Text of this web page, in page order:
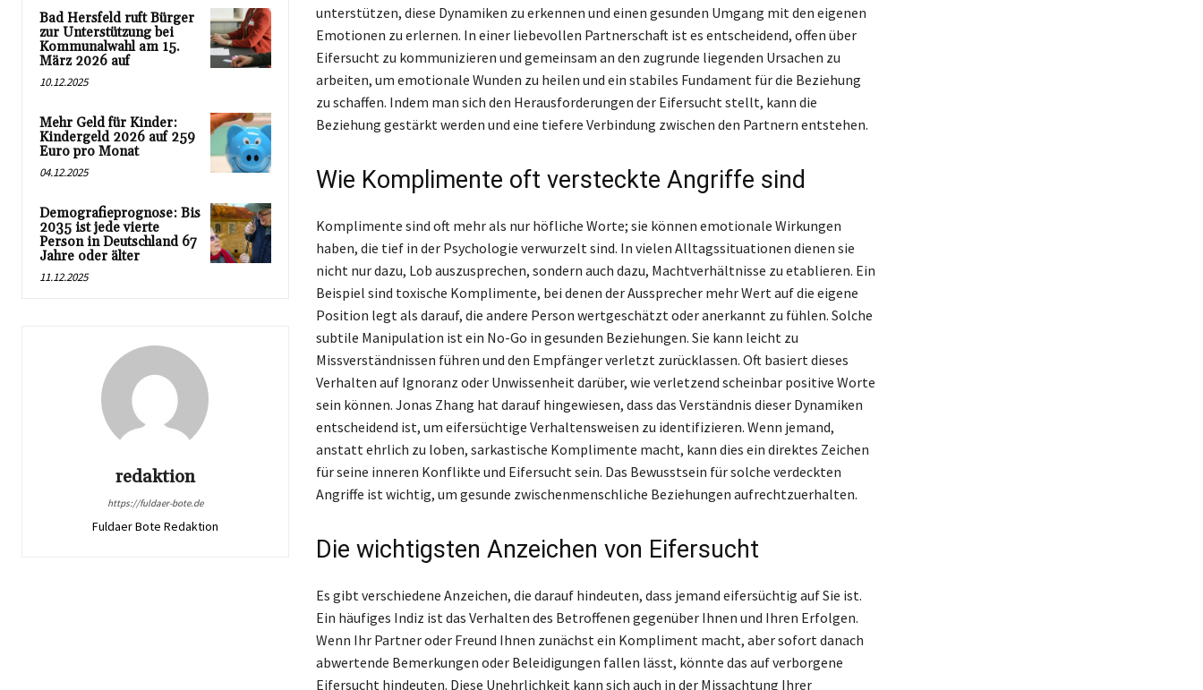
Bad Hersfeld ruft Bürger
zur Unterstützung bei
Kommunalwahl am 15.
März 2026 auf
10.12.2025
Mehr Geld für Kinder:
Kindergeld 2026 auf 259
Euro pro Monat
04.12.2025
Demografieprognose: Bis
2035 ist jede vierte
Person in Deutschland 67
Jahre oder älter
11.12.2025
redaktion
https://fuldaer-bote.de
Fuldaer Bote Redaktion
unterstützen, diese Dynamiken zu erkennen und einen gesunden Umgang mit den eigenen
Emotionen zu erlernen. In einer liebevollen Partnerschaft ist es entscheidend, offen über
Eifersucht zu kommunizieren und gemeinsam an den zugrunde liegenden Ursachen zu
arbeiten, um emotionale Wunden zu heilen und ein stabiles Fundament für die Beziehung
zu schaffen. Indem man sich den Herausforderungen der Eifersucht stellt, kann die
Beziehung gestärkt werden und eine tiefere Verbindung zwischen den Partnern entstehen.
Wie Komplimente oft versteckte Angriffe sind
Komplimente sind oft mehr als nur höfliche Worte; sie können emotionale Wirkungen
haben, die tief in der Psychologie verwurzelt sind. In vielen Alltagssituationen dienen sie
nicht nur dazu, Lob auszusprechen, sondern auch dazu, Machtverhältnisse zu etablieren. Ein
Beispiel sind toxische Komplimente, bei denen der Aussprecher mehr Wert auf die eigene
Position legt als darauf, die andere Person wertgeschätzt oder anerkannt zu fühlen. Solche
subtile Manipulation ist ein No-Go in gesunden Beziehungen. Sie kann leicht zu
Missverständnissen führen und den Empfänger verletzt zurücklassen. Oft basiert dieses
Verhalten auf Ignoranz oder Unwissenheit darüber, wie verletzend scheinbar positive Worte
sein können. Jonas Zhang hat darauf hingewiesen, dass das Verständnis dieser Dynamiken
entscheidend ist, um eifersüchtige Verhaltensweisen zu identifizieren. Wenn jemand,
anstatt ehrlich zu loben, sarkastische Komplimente macht, kann dies ein direktes Zeichen
für seine inneren Konflikte und Eifersucht sein. Das Bewusstsein für solche verdeckten
Angriffe ist wichtig, um gesunde zwischenmenschliche Beziehungen aufrechtzuerhalten.
Die wichtigsten Anzeichen von Eifersucht
Es gibt verschiedene Anzeichen, die darauf hindeuten, dass jemand eifersüchtig auf Sie ist.
Ein häufiges Indiz ist das Verhalten des Betroffenen gegenüber Ihnen und Ihren Erfolgen.
Wenn Ihr Partner oder Freund Ihnen zunächst ein Kompliment macht, aber sofort danach
abwertende Bemerkungen oder Beleidigungen fallen lässt, könnte das auf verborgene
Eifersucht hindeuten. Diese Unehrlichkeit kann sich auch in der Missachtung Ihrer